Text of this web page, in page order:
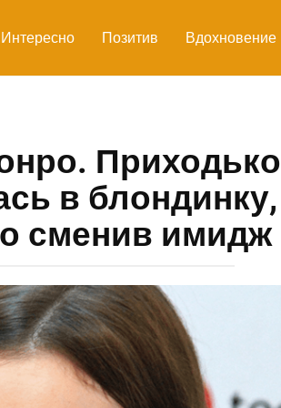
Интересно Позитив Вдохновение
Приходько
в блондинку,
сменив имидж